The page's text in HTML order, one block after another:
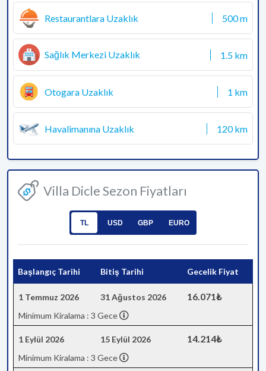
Restaurantlara Uzaklık 500 m
Sağlık Merkezi Uzaklık 1.5 km
Otogara Uzaklık 1 km
Havalimanına Uzaklık 120 km
Villa Dicle Sezon Fiyatları
TL USD GBP EURO
Başlangıç Tarihi Bitiş Tarihi Gecelik Fiyat
1 Temmuz 2026 31 Ağustos 2026 16.071₺
Minimum Kiralama : 3 Gece
1 Eylül 2026 15 Eylül 2026 14.214₺
Minimum Kiralama : 3 Gece